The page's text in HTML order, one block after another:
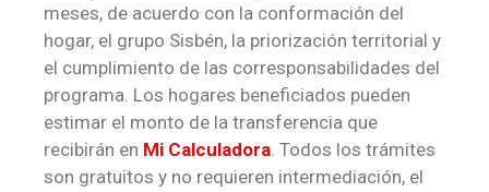
meses, de acuerdo con la conformación del
hogar, el grupo Sisbén, la priorización territorial y
el cumplimiento de las corresponsabilidades del
programa. Los hogares beneficiados pueden
estimar el monto de la transferencia que
recibirán en Mi Calculadora. Todos los trámites
son gratuitos y no requieren intermediación, el